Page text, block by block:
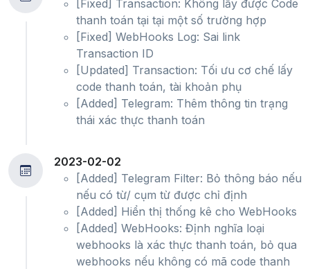
[Fixed] Transaction: Không lấy được Code
thanh toán tại tại một số trường hợp
[Fixed] WebHooks Log: Sai link
Transaction ID
[Updated] Transaction: Tối ưu cơ chế lấy
code thanh toán, tài khoản phụ
[Added] Telegram: Thêm thông tin trạng
thái xác thực thanh toán
2023-02-02
[Added] Telegram Filter: Bỏ thông báo nếu
nếu có từ/ cụm từ được chỉ định
[Added] Hiển thị thống kê cho WebHooks
[Added] WebHooks: Định nghĩa loại
webhooks là xác thực thanh toán, bỏ qua
webhooks nếu không có mã code thanh